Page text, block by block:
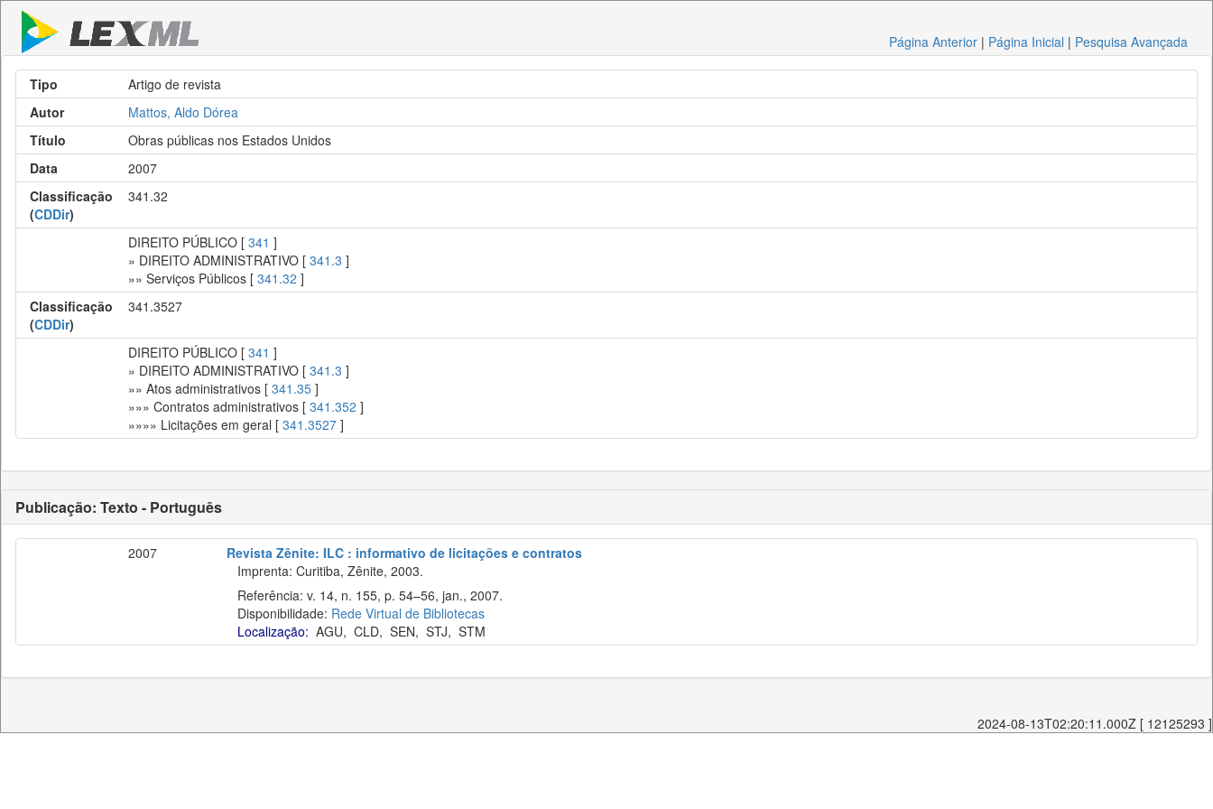
Página Anterior | Página Inicial | Pesquisa Avançada
Tipo
Artigo de revista
Autor
Mattos, Aldo Dórea
Título
Obras públicas nos Estados Unidos
Data
2007
Classificação
(CDDir)
341.32
DIREITO PÚBLICO [ 341 ]
» DIREITO ADMINISTRATIVO [ 341.3 ]
»» Serviços Públicos [ 341.32 ]
Classificação
(CDDir)
341.3527
DIREITO PÚBLICO [ 341 ]
» DIREITO ADMINISTRATIVO [ 341.3 ]
»» Atos administrativos [ 341.35 ]
»»» Contratos administrativos [ 341.352 ]
»»»» Licitações em geral [ 341.3527 ]
Publicação: Texto - Português
2007
Revista Zênite: ILC : informativo de licitações e contratos
Imprenta: Curitiba, Zênite, 2003.
Referência: v. 14, n. 155, p. 54–56, jan., 2007.
Disponibilidade: Rede Virtual de Bibliotecas
Localização: AGU, CLD, SEN, STJ, STM
2024-08-13T02:20:11.000Z [ 12125293 ]